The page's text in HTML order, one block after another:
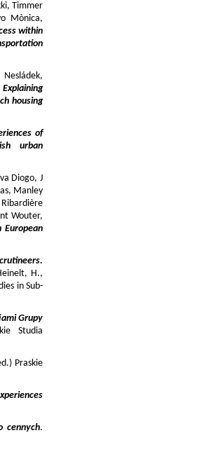
Timmer
Mònica,
within
housing
of
urban
Diogo, J
Manley
Wouter,
European
H.,
in Sub-
Grupy
Studia
Praskie
cennych.